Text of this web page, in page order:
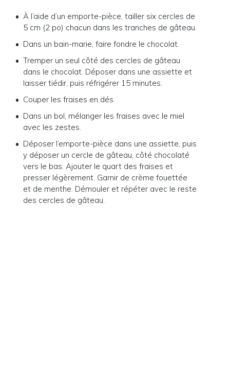
À l’aide d’un emporte-pièce, tailler six cercles de
5 cm (2 po) chacun dans les tranches de gâteau.
Dans un bain-marie, faire fondre le chocolat.
Tremper un seul côté des cercles de gâteau
dans le chocolat. Déposer dans une assiette et
laisser tiédir, puis réfrigérer 15 minutes.
Couper les fraises en dés.
Dans un bol, mélanger les fraises avec le miel
avec les zestes.
Déposer l’emporte-pièce dans une assiette, puis
y déposer un cercle de gâteau, côté chocolaté
vers le bas. Ajouter le quart des fraises et
presser légèrement. Garnir de crème fouettée
et de menthe. Démouler et répéter avec le reste
des cercles de gâteau.